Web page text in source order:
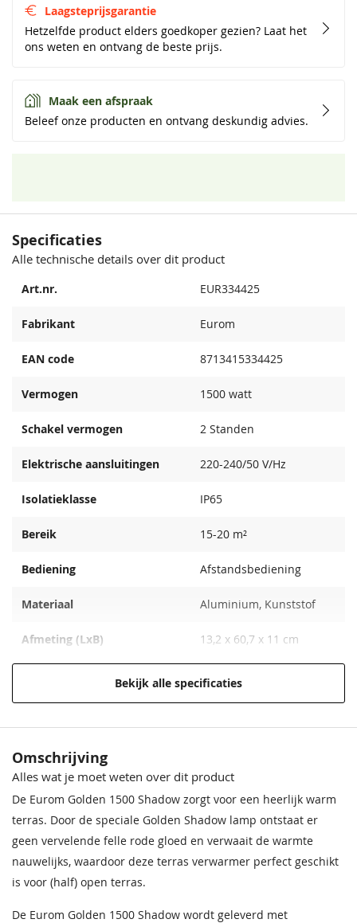
Laagsteprijsgarantie
Hetzelfde product elders goedkoper gezien? Laat het
ons weten en ontvang de beste prijs.
Maak een afspraak
Beleef onze producten en ontvang deskundig advies.
Specificaties
Alle technische details over dit product
Art.nr. EUR334425
Fabrikant Eurom
EAN code 8713415334425
Vermogen 1500 watt
Schakel vermogen 2 Standen
Elektrische aansluitingen 220-240/50 V/Hz
Isolatieklasse IP65
Bereik 15-20 m²
Bediening Afstandsbediening
Materiaal Aluminium, Kunststof
Afmeting (LxB) 13,2 x 60,7 x 11 cm
Gewicht 2,4 kg
Kabel Lengte 185 cm
Bekijk alle specificaties
Omschrijving
Alles wat je moet weten over dit product
De Eurom Golden 1500 Shadow zorgt voor een heerlijk warm
terras. Door de speciale Golden Shadow lamp ontstaat er
geen vervelende felle rode gloed en verwaait de warmte
nauwelijks, waardoor deze terras verwarmer perfect geschikt
is voor (half) open terras.
De Eurom Golden 1500 Shadow wordt geleverd met